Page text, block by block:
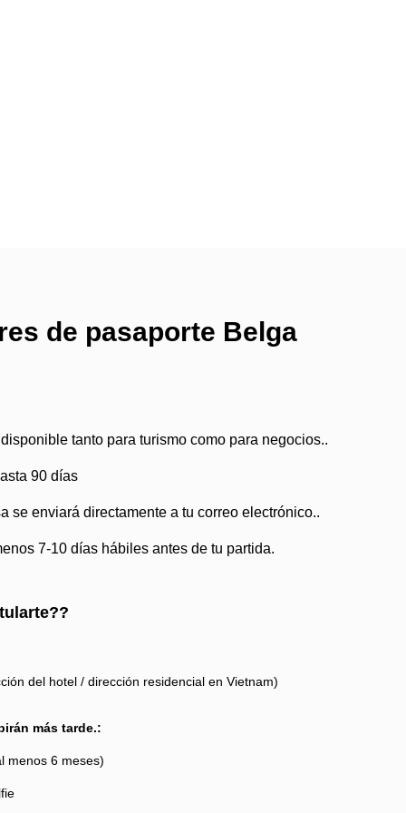
de pasaporte Belga
tanto para turismo como para negocios..
90 días
se enviará directamente a tu correo electrónico..
7-10 días hábiles antes de tu partida.
del hotel / dirección residencial en Vietnam)
más tarde.:
menos 6 meses)